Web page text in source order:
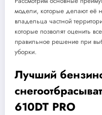
модели, которые делают её
владельца частной
которые позволят оценить
правильное решение при
уборки.
Лучший
610DT PRO